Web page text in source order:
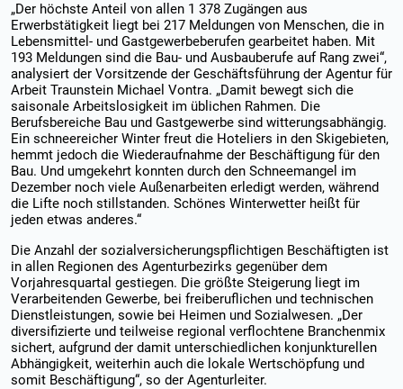
„Der höchste Anteil von allen 1 378 Zugängen aus
Erwerbstätigkeit liegt bei 217 Meldungen von Menschen, die in
Lebensmittel- und Gastgewerbeberufen gearbeitet haben. Mit
193 Meldungen sind die Bau- und Ausbauberufe auf Rang zwei“,
analysiert der Vorsitzende der Geschäftsführung der Agentur für
Arbeit Traunstein Michael Vontra. „Damit bewegt sich die
saisonale Arbeitslosigkeit im üblichen Rahmen. Die
Berufsbereiche Bau und Gastgewerbe sind witterungsabhängig.
Ein schneereicher Winter freut die Hoteliers in den Skigebieten,
hemmt jedoch die Wiederaufnahme der Beschäftigung für den
Bau. Und umgekehrt konnten durch den Schneemangel im
Dezember noch viele Außenarbeiten erledigt werden, während
die Lifte noch stillstanden. Schönes Winterwetter heißt für
jeden etwas anderes.“
Die Anzahl der sozialversicherungspflichtigen Beschäftigten ist
in allen Regionen des Agenturbezirks gegenüber dem
Vorjahresquartal gestiegen. Die größte Steigerung liegt im
Verarbeitenden Gewerbe, bei freiberuflichen und technischen
Dienstleistungen, sowie bei Heimen und Sozialwesen. „Der
diversifizierte und teilweise regional verflochtene Branchenmix
sichert, aufgrund der damit unterschiedlichen konjunkturellen
Abhängigkeit, weiterhin auch die lokale Wertschöpfung und
somit Beschäftigung“, so der Agenturleiter.